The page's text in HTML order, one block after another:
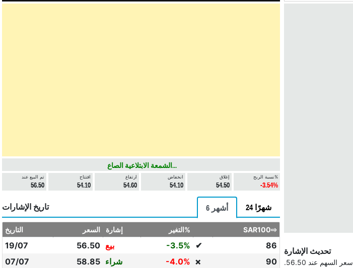
الشمعة الابتلاعية الصاع...
تم البيع عند
56.50
افتتاح
54.10
ارتفاع
54.60
انخفاض
54.10
إغلاق
54.50
نسبة الربح%
-3.54%
تاريخ الإشارات 6 أشهر 24 شهرًا
التاريخ السعر إشارة التغير% SAR100⇨
19/07 56.50 بيع -3.5% ✔
86
07/07
58.85 شراء -4.0% ❌
90
تحديث الإشارة
في 19/07/2026، قبل 18 أيام، عندما كان سعر السهم عند 56.50.